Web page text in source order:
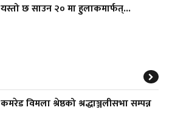
यस्तो छ साउन २० मा हुलाकमार्फत्...
कमरेड विमला श्रेष्ठको श्रद्धाञ्जलीसभा सम्पन्न